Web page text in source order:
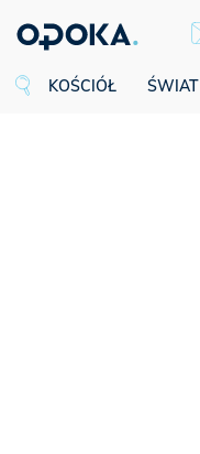
KOŚCIÓŁ ŚWIAT